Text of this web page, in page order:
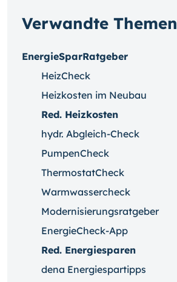
Verwandte Themen
EnergieSparRatgeber
HeizCheck
Heizkosten im Neubau
Red. Heizkosten
hydr. Abgleich-Check
PumpenCheck
ThermostatCheck
Warmwassercheck
Modernisierungsratgeber
EnergieCheck-App
Red. Energiesparen
dena Energiespartipps